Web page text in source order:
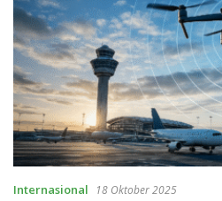
Internasional 18 Oktober 2025